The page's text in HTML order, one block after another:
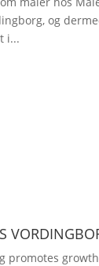
og
i...
promotes